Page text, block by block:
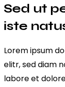
Sed ut
iste
Lorem ipsum
elitr, sed diam
labore et